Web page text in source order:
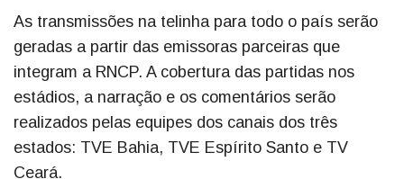
As transmissões na telinha para todo o país serão
geradas a partir das emissoras parceiras que
integram a RNCP. A cobertura das partidas nos
estádios, a narração e os comentários serão
realizados pelas equipes dos canais dos três
estados: TVE Bahia, TVE Espírito Santo e TV
Ceará.